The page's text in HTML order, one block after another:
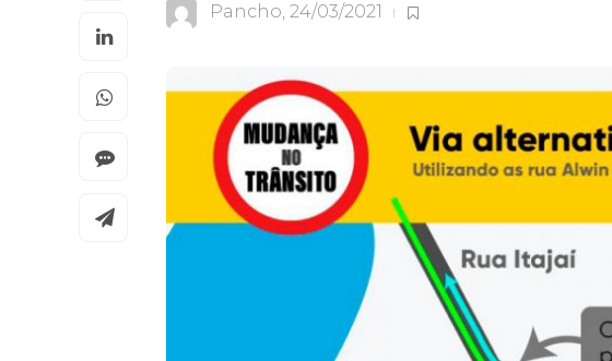
Pancho, 24/03/2021